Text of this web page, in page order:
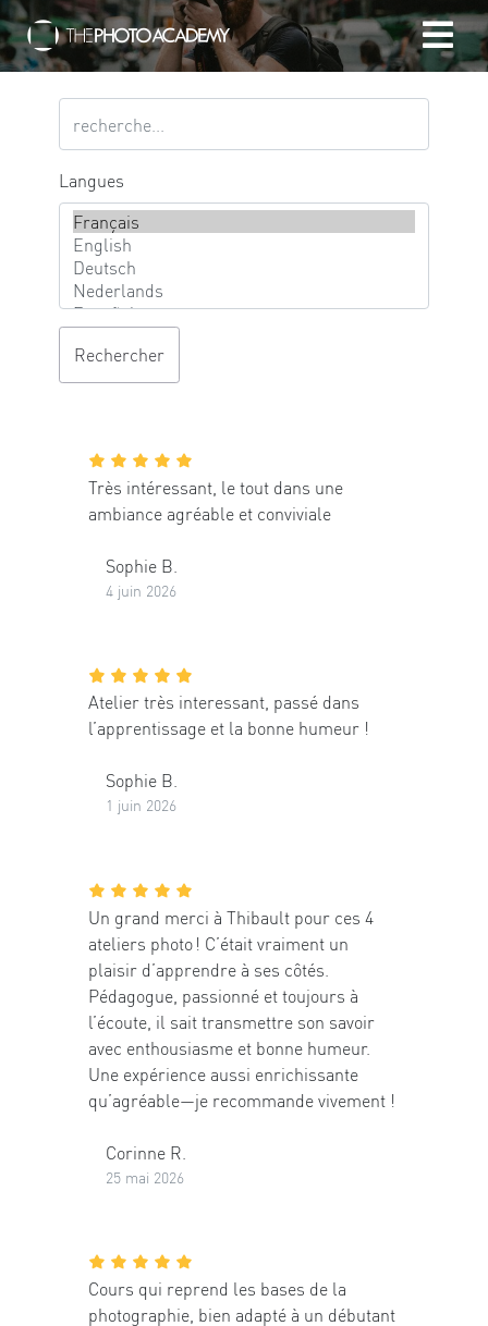
Accueil
Offrir une Carte Cadeau
Langues
Très intéressant, le tout dans une
ambiance agréable et conviviale
Sophie B.
4 juin 2026
Atelier très interessant, passé dans
l’apprentissage et la bonne humeur !
Sophie B.
1 juin 2026
Un grand merci à Thibault pour ces 4
ateliers photo ! C’était vraiment un
plaisir d’apprendre à ses côtés.
Pédagogue, passionné et toujours à
l’écoute, il sait transmettre son savoir
avec enthousiasme et bonne humeur.
Une expérience aussi enrichissante
qu’agréable—je recommande vivement !
Corinne R.
25 mai 2026
Cours qui reprend les bases de la
photographie, bien adapté à un débutant